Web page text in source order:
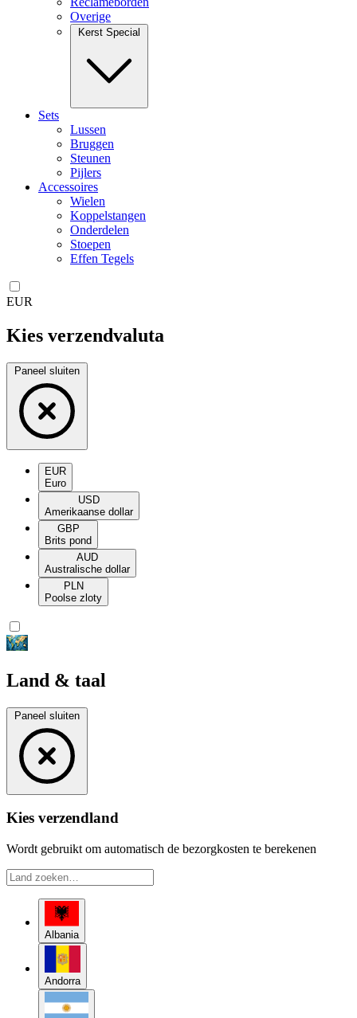
Overige
Kerst Special
Sets
Lussen
Bruggen
Steunen
Pijlers
Accessoires
Wielen
Koppelstangen
Onderdelen
Stoepen
Effen Tegels
EUR
Kies verzendvaluta
Paneel sluiten
EUR
Euro
USD
Amerikaanse dollar
GBP
Brits pond
AUD
Australische dollar
PLN
Poolse zloty
Land & taal
Paneel sluiten
Kies verzendland
Wordt gebruikt om automatisch de bezorgkosten te berekenen
Albania
Andorra